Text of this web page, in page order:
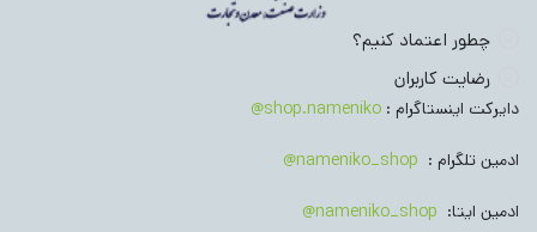
چطور اعتماد کنیم؟
رضایت کاربران
دایرکت اینستاگرام : shop.nameniko@
ادمین تلگرام : nameniko_shop@
ادمین ایتا: nameniko_shop@